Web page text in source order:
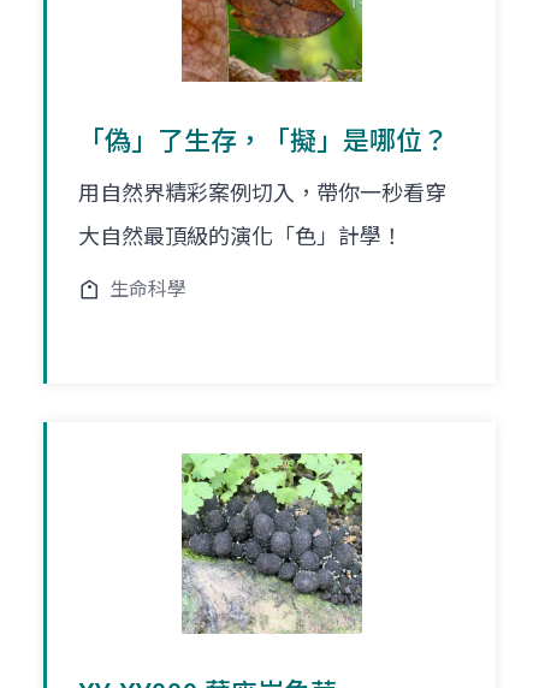
「偽」了生存，「擬」是哪位？
用自然界精彩案例切入，帶你一秒看穿
大自然最頂級的演化「色」計學！
生命科學